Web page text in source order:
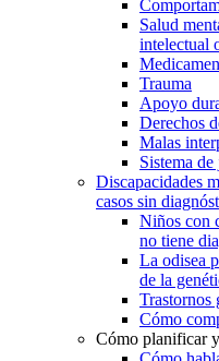
Salud
intelectual
Trauma
Apoyo
Derechos
Malas
Sistema
Discapacidades
casos sin
Niños con
no tiene
La odisea
de la
Trastornos
Cómo
Cómo planificar